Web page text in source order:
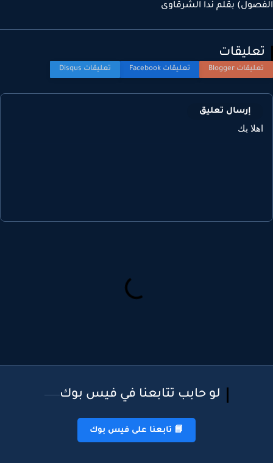
بقلم ندا الشرقاوى
إرسال تعليق
بك
لو حابب تتابعنا في فيس بوك
📘 تابعنا على فيس بوك